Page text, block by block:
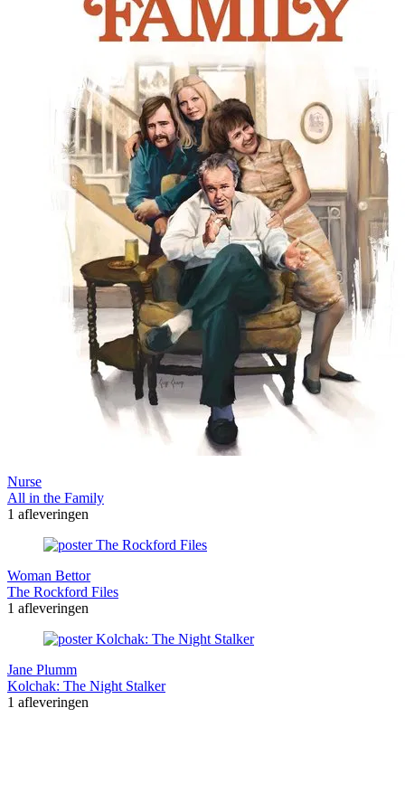
Nurse
All in the Family
1 afleveringen
Woman Bettor
The Rockford Files
1 afleveringen
Jane Plumm
Kolchak: The Night Stalker
1 afleveringen